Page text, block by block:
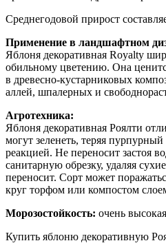
Среднегодовой прирост
Применение в ландшафтном
Яблоня декоративная Royalty
обильному цветению. Она
в древесно-кустарниковых
аллей, шпалерных и
Агротехника:
Яблоня декоративная Роялти
могут зеленеть, теряя
реакцией. Не переносит застоя
санитарную обрезку, удаляя
переносит. Сорт может
круг торфом или компостом
Морозостойкость: очень
Купить яблоню декоративную